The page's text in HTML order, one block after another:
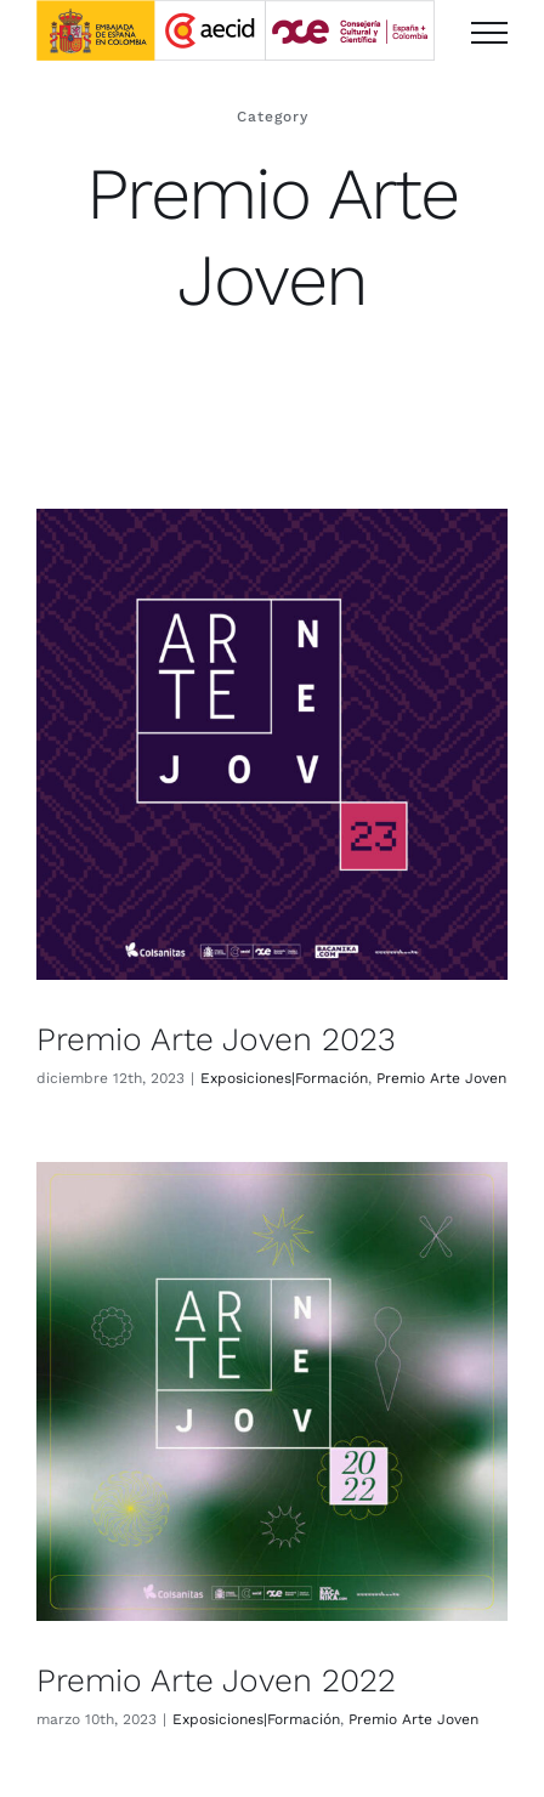
Saltar
Category
Premio Arte
Joven
Premio Arte Joven 2023
Exposiciones|Formación Premio Arte Joven
Premio Arte Joven 2023
diciembre 12th, 2023 | Exposiciones|Formación, Premio Arte Joven
Premio Arte Joven 2022
Exposiciones|Formación Premio Arte Joven
Premio Arte Joven 2022
marzo 10th, 2023 | Exposiciones|Formación, Premio Arte Joven